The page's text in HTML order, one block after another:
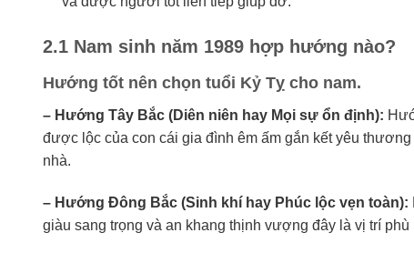
2.1 Nam sinh năm 1989 hợp hướng nào?
Hướng tốt nên chọn tuổi Kỷ Tỵ cho nam.
– Hướng Tây Bắc (Diên niên hay Mọi sự ổn định):
được lộc của con cái gia đình êm ấm gắn kết yêu
nhà.
– Hướng Đông Bắc (Sinh khí hay Phúc lộc vẹn toàn):
giàu sang trọng và an khang thịnh vượng đây là vị trí